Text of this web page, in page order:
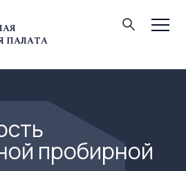
ПАЛАТА
2026
пробирной